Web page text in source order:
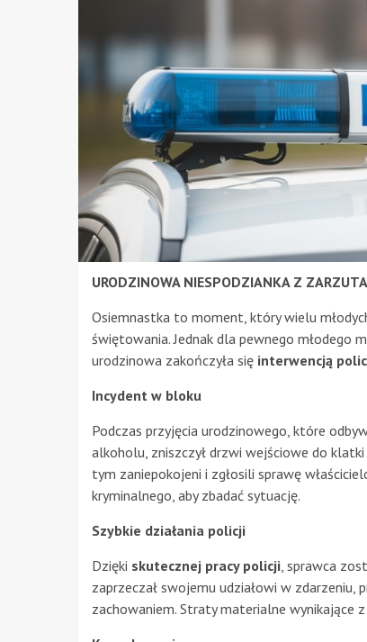
URODZINOWA NIESPODZIANKA Z
Osiemnastka to moment, który wielu
świętowania. Jednak dla pewnego młodego
urodzinowa zakończyła się interwencją
Incydent w bloku
Podczas przyjęcia urodzinowego, które
alkoholu, zniszczył drzwi wejściowe do
tym zaniepokojeni i zgłosili sprawę
kryminalnego, aby zbadać sytuację.
Szybkie działania policji
Dzięki skutecznej pracy policji , sprawca
zaprzeczał swojemu udziałowi w
zachowaniem. Straty materialne wynikające